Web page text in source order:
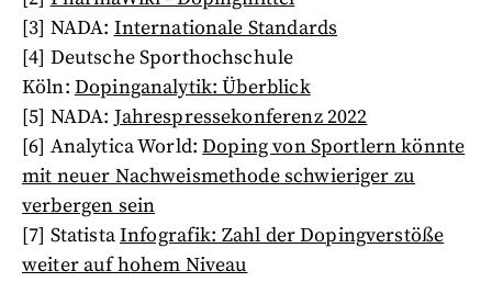
[3] NADA: Internationale Standards
[4] Deutsche Sporthochschule
Köln: Dopinganalytik: Überblick
[5] NADA: Jahrespressekonferenz 2022
[6] Analytica World:Doping von Sportlern könnte
mit neuer Nachweismethode schwieriger zu
verbergen sein
[7] StatistaInfografik: Zahl der Dopingverstöße
weiter auf hohem Niveau